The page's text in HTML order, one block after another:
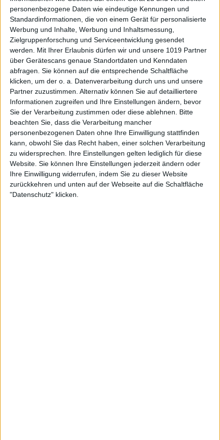
personenbezogene Daten wie eindeutige Kennungen und
Standardinformationen, die von einem Gerät für personalisierte
Werbung und Inhalte, Werbung und Inhaltsmessung,
Zielgruppenforschung und Serviceentwicklung gesendet
werden.
Mit Ihrer Erlaubnis dürfen wir und unsere 1019 Partner
über Gerätescans genaue Standortdaten und Kenndaten
abfragen. Sie können auf die entsprechende Schaltfläche
klicken, um der o. a. Datenverarbeitung durch uns und unsere
Partner zuzustimmen. Alternativ können Sie auf detailliertere
Informationen zugreifen und Ihre Einstellungen ändern, bevor
Sie der Verarbeitung zustimmen oder diese ablehnen.
Bitte
beachten Sie, dass die Verarbeitung mancher
personenbezogenen Daten ohne Ihre Einwilligung stattfinden
kann, obwohl Sie das Recht haben, einer solchen Verarbeitung
zu widersprechen. Ihre Einstellungen gelten lediglich für diese
Website. Sie können Ihre Einstellungen jederzeit ändern oder
Ihre Einwilligung widerrufen, indem Sie zu dieser Website
zurückkehren und unten auf der Webseite auf die Schaltfläche
"Datenschutz" klicken.